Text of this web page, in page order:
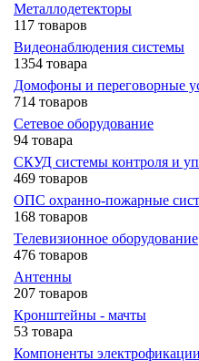
Металлодетекторы
117 товаров
Видеонаблюдения cистемы
1354 товара
Домофоны и переговорные
714 товаров
Сетевое оборудование
94 товара
СКУД системы контроля и
469 товаров
ОПС охранно-пожарные
168 товаров
Телевизионное оборудование
476 товаров
Антенны
207 товаров
Кронштейны - мачты
53 товара
Компоненты электрофикации